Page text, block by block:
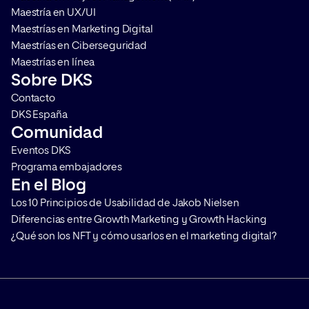
Maestría en UX/UI
Maestrías en Marketing Digital
Maestrías en Ciberseguridad
Maestrías en línea
Sobre DKS
Contacto
DKS España
Comunidad
Eventos DKS
Programa embajadores
En el Blog
Los 10 Principios de Usabilidad de Jakob Nielsen
Diferencias entre Growth Marketing y Growth Hacking
¿Qué son los NFT y cómo usarlos en el marketing digital?